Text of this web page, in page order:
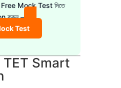
Mock Test দিতে
করুন –
Test
Smart